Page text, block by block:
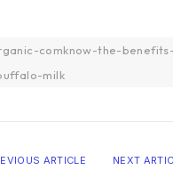
comknow-the-
milk
ARTICLE NEXT